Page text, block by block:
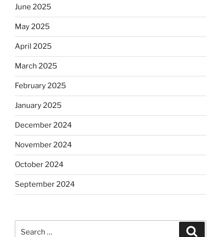
June 2025
May 2025
April 2025
March 2025
February 2025
January 2025
December 2024
November 2024
October 2024
September 2024